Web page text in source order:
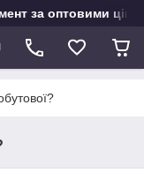
за оптовими